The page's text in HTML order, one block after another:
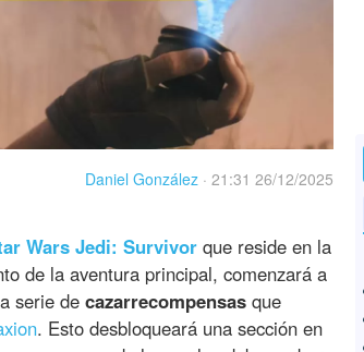
Daniel González · 21:31 26/12/2025
Wars Jedi: Survivor que reside en la
de la aventura principal, comenzará a
serie de cazarrecompensas que
. Esto desbloqueará una sección en